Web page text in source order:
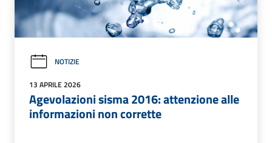
NOTIZIE
13 APRILE 2026
Agevolazioni sisma 2016: attenzione alle
informazioni non corrette